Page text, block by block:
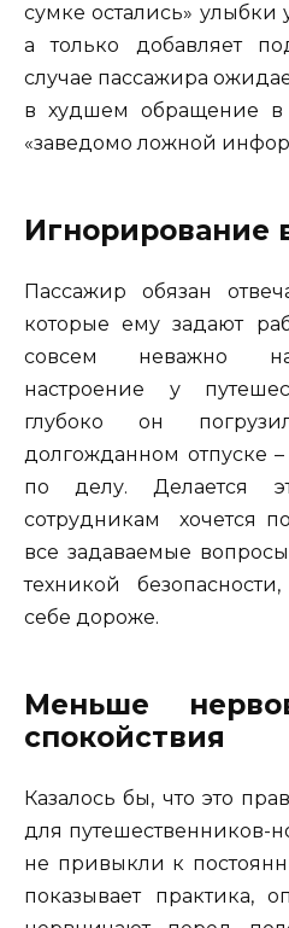
сумке остались» улыбки
а только добавляет
случае пассажира
в худшем обращение
«заведомо ложной
Игнорирование
Пассажир обязан
которые ему задают
совсем неважно
настроение у
глубоко он
долгожданном отпуске
по делу. Делается
сотрудникам хочется
все задаваемые
техникой
себе дороже.
Меньше
спокойствия
Казалось бы, что это
для путешественников-
не привыкли к
показывает практика,